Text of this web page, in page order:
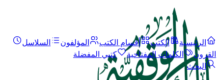
الرئيسية الكتب أقسام الكتب المؤلفون
السلاسل
القرون
الكلمات المفتاحية
كتبي المفضلة
البحث